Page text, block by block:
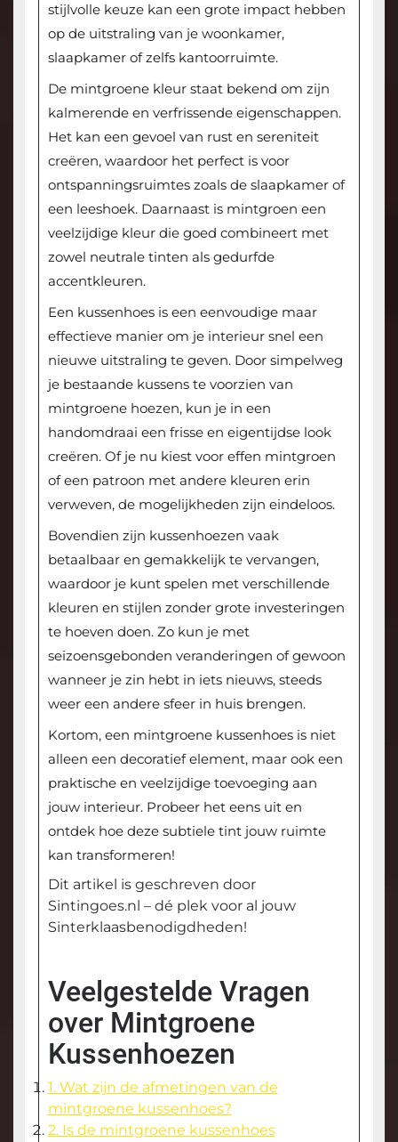
stijlvolle keuze kan een grote impact hebben
op de uitstraling van je woonkamer,
slaapkamer of zelfs kantoorruimte.
De mintgroene kleur staat bekend om zijn
kalmerende en verfrissende eigenschappen.
Het kan een gevoel van rust en sereniteit
creëren, waardoor het perfect is voor
ontspanningsruimtes zoals de slaapkamer of
een leeshoek. Daarnaast is mintgroen een
veelzijdige kleur die goed combineert met
zowel neutrale tinten als gedurfde
accentkleuren.
Een kussenhoes is een eenvoudige maar
effectieve manier om je interieur snel een
nieuwe uitstraling te geven. Door simpelweg
je bestaande kussens te voorzien van
mintgroene hoezen, kun je in een
handomdraai een frisse en eigentijdse look
creëren. Of je nu kiest voor effen mintgroen
of een patroon met andere kleuren erin
verweven, de mogelijkheden zijn eindeloos.
Bovendien zijn kussenhoezen vaak
betaalbaar en gemakkelijk te vervangen,
waardoor je kunt spelen met verschillende
kleuren en stijlen zonder grote investeringen
te hoeven doen. Zo kun je met
seizoensgebonden veranderingen of gewoon
wanneer je zin hebt in iets nieuws, steeds
weer een andere sfeer in huis brengen.
Kortom, een mintgroene kussenhoes is niet
alleen een decoratief element, maar ook een
praktische en veelzijdige toevoeging aan
jouw interieur. Probeer het eens uit en
ontdek hoe deze subtiele tint jouw ruimte
kan transformeren!
Dit artikel is geschreven door
Sintingoes.nl – dé plek voor al jouw
Sinterklaasbenodigdheden!
Veelgestelde Vragen
over Mintgroene
Kussenhoezen
1. Wat zijn de afmetingen van de
mintgroene kussenhoes?
2. Is de mintgroene kussenhoes